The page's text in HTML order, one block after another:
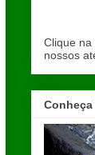
Clique na
nossos
Conheça